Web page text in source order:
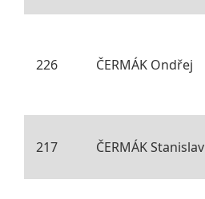
226 ČERMÁK Ondřej
217 ČERMÁK Stanislav